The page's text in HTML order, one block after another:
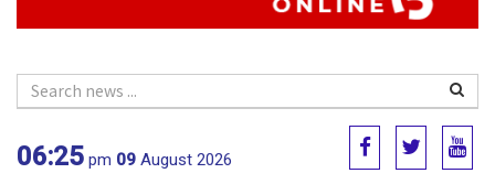
06:25 pm 09 August 2026